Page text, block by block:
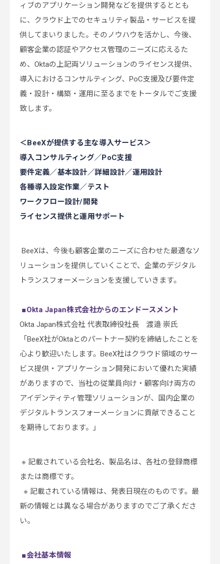
ィブのアプリケーション開発などを提供するととも
に、クラウド上でのセキュリティ製品・サービスを提
供してまいりました。そのノウハウを活かし、今後、
顧客企業の認証やアクセス管理のニーズに応えるた
め、Oktaの上記両ソリューションのライセンス提供、
導入におけるコンサルティング、PoC支援及び要件定
義・設計・構築・運用に至るまでをトータルでご支援
致します。
＜BeeXが提供する主な導入サービス＞
導入コンサルティング／PoC支援
要件定義／基本設計／詳細設計／運用設計
各種導入設定作業／テスト
ワークフロー設計/開発
ライセンス提供と運用サポート
BeeXは、今後も顧客企業のニーズに合わせた最適なソ
リューションを提供していくことで、企業のデジタル
トランスフォーメーションを支援していきます。
■Okta Japan株式会社からのエンドースメント
Okta Japan株式会社 代表取締役社長 渡邉 崇氏
「BeeX社がOktaとのパートナー契約を締結したことを
心より歓迎いたします。BeeX社はクラウド領域のサー
ビス提供・アプリケーション開発において優れた実績
がありますので、当社の従業員向け・顧客向け両方の
アイデンティティ管理ソリューションが、国内企業の
デジタルトランスフォーメーションに貢献できること
を期待しております。」
※ 記載されている会社名、製品名は、各社の登録商標
または商標です。
※ 記載されている情報は、発表日現在のものです。最
新の情報とは異なる場合がありますのでご了承くださ
い。
■会社基本情報